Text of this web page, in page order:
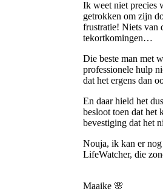
Ik weet niet precies
getrokken om zijn
frustratie! Niets van
tekortkomingen…
Die beste man met
professionele hulp
dat het ergens dan
En daar hield het
besloot toen dat het
bevestiging dat het
Nouja, ik kan er nog
LifeWatcher, die
Maaike 🌸